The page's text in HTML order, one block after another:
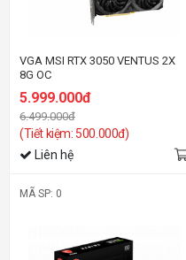
VGA MSI RTX 3050 VENTUS 2X
8G OC
5.999.000đ
6.499.000đ
(Tiết kiệm: 500.000đ)
Liên hệ
MÃ SP: 0